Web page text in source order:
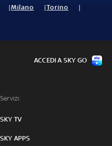
Milano
Torino
Servizi:
SKY TV
SKY APPS
ACCEDI A SKY GO